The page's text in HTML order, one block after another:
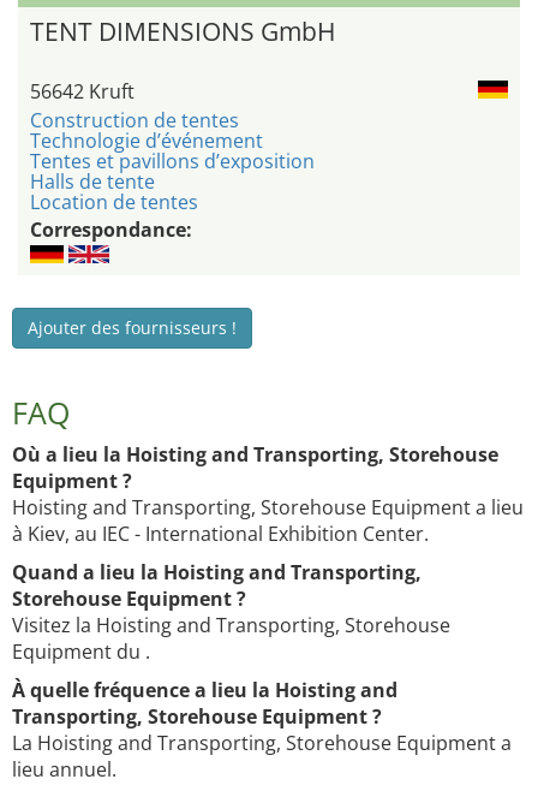
TENT DIMENSIONS GmbH
56642 Kruft
Construction de tentes
Technologie d’événement
Tentes et pavillons d’exposition
Halls de tente
Location de tentes
Correspondance:
Ajouter des fournisseurs !
FAQ
Où a lieu la Hoisting and Transporting, Storehouse
Equipment ?
Hoisting and Transporting, Storehouse Equipment a lieu
à Kiev, au IEC - International Exhibition Center.
Quand a lieu la Hoisting and Transporting,
Storehouse Equipment ?
Visitez la Hoisting and Transporting, Storehouse
Equipment du .
À quelle fréquence a lieu la Hoisting and
Transporting, Storehouse Equipment ?
La Hoisting and Transporting, Storehouse Equipment a
lieu annuel.